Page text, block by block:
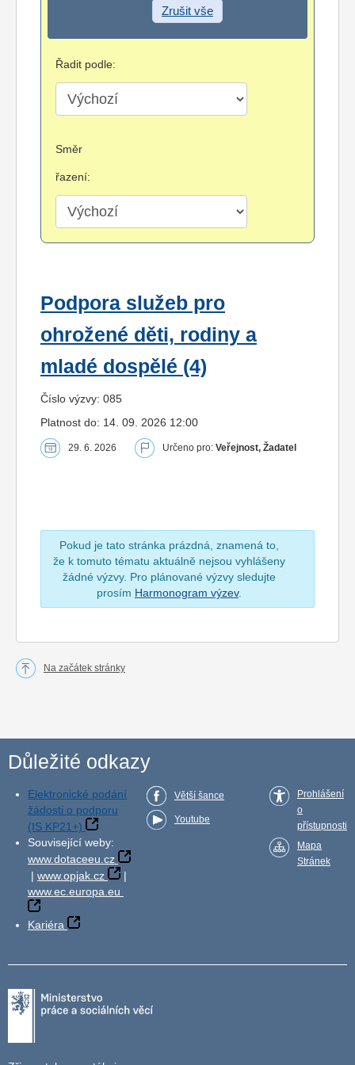
Zrušit vše
Řadit podle:
Směr
řazení:
Podpora služeb pro
ohrožené děti, rodiny a
mladé dospělé (4)
Číslo výzvy: 085
Platnost do: 14. 09. 2026 12:00
29. 6. 2026 Určeno pro: Veřejnost, Žadatel
Pokud je tato stránka prázdná, znamená to,
že k tomuto tématu aktuálně nejsou vyhlášeny
žádné výzvy. Pro plánované výzvy sledujte
prosím Harmonogram výzev.
Na začátek stránky
Důležité odkazy
Elektronické podání
žádosti o podporu
(IS KP21+)
Související weby:
www.dotaceeu.cz
| www.opjak.cz
|
www.ec.europa.eu
Kariéra
Větší šance
Youtube
Prohlášení
o
přístupnosti
Mapa
Stránek